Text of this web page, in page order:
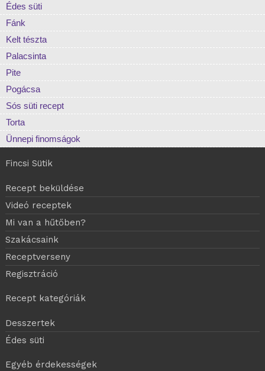
Édes süti
Fánk
Kelt tészta
Palacsinta
Pite
Pogácsa
Sós süti recept
Torta
Ünnepi finomságok
Fincsi Sütik
Recept beküldése
Videó receptek
Mi van a hűtőben?
Szakácsaink
Receptverseny
Regisztráció
Recept kategóriák
Desszertek
Édes süti
Egyéb érdekességek